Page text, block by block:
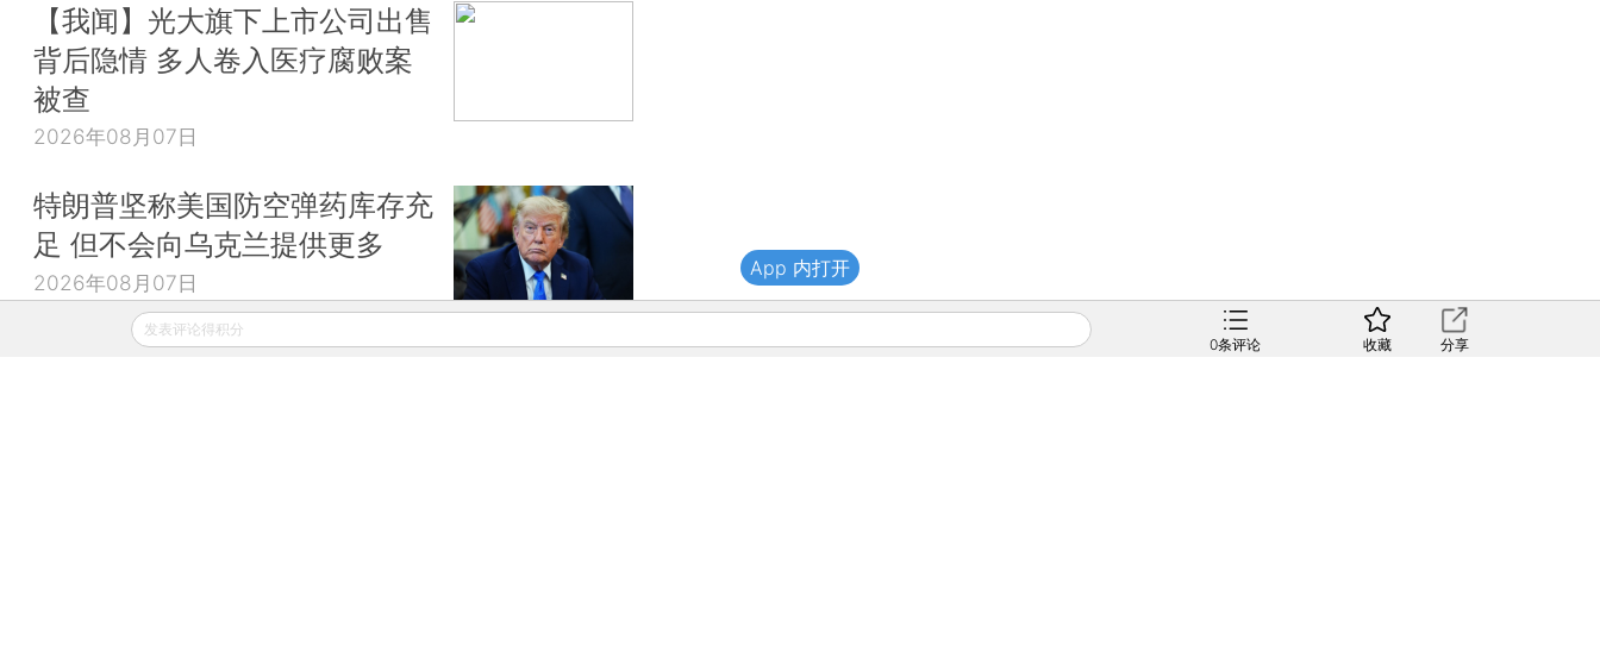
【我闻】光大旗下上市公司出售
背后隐情 多人卷入医疗腐败案
被查
2026年08月07日
特朗普坚称美国防空弹药库存充
足 但不会向乌克兰提供更多
2026年08月07日
发表评论得积分
0条评论 收藏 分享
App 内打开